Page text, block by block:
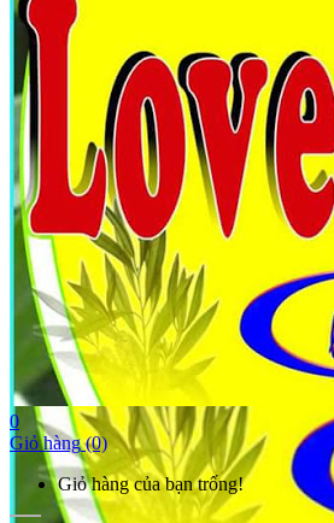
0
Giỏ hàng (0)
Giỏ hàng của bạn trống!